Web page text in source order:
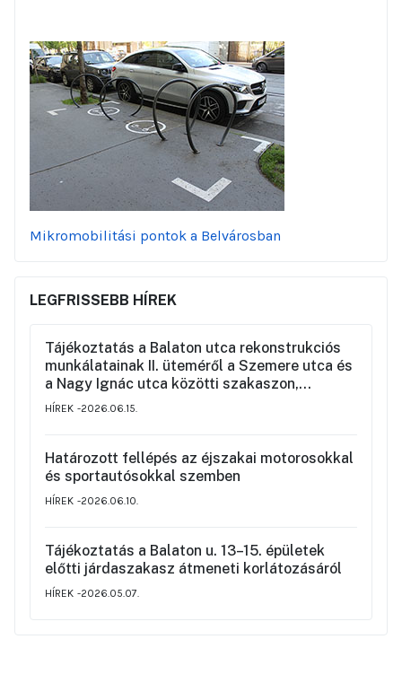
Mikromobilitási pontok a Belvárosban
LEGFRISSEBB HÍREK
Tájékoztatás a Balaton utca rekonstrukciós
munkálatainak II. üteméről a Szemere utca és
a Nagy Ignác utca közötti szakaszon,
valamint a környék ideiglenes forgalmi
HÍREK 2026.06.15.
Határozott fellépés az éjszakai motorosokkal
és sportautósokkal szemben
HÍREK 2026.06.10.
Tájékoztatás a Balaton u. 13–15. épületek
előtti járdaszakasz átmeneti korlátozásáról
HÍREK 2026.05.07.